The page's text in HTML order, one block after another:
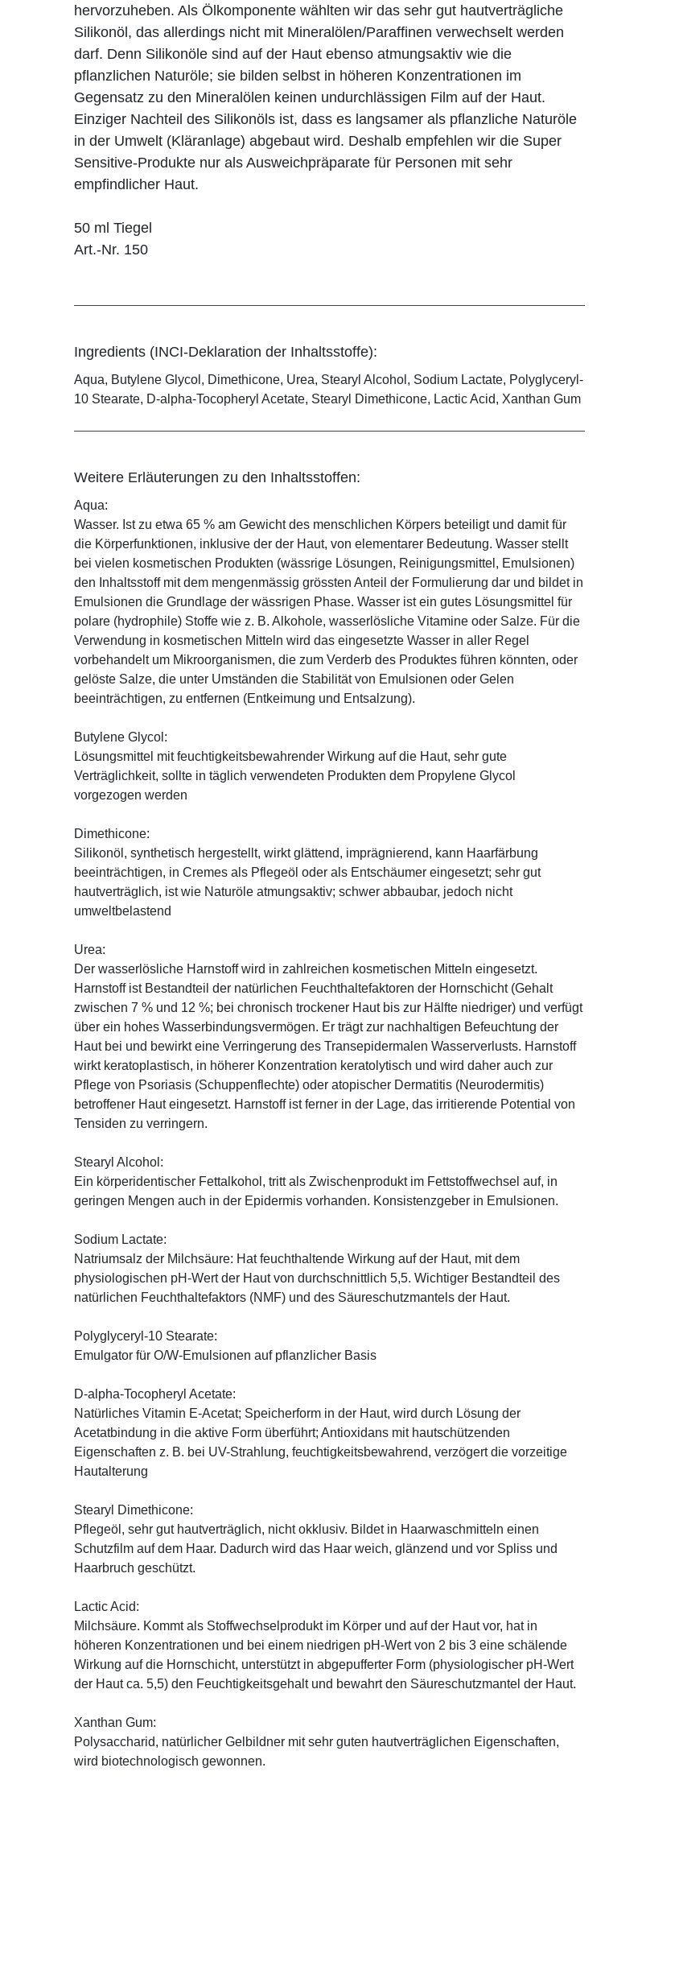
hervorzuheben. Als Ölkomponente wählten wir das sehr gut hautverträgliche
Silikonöl, das allerdings nicht mit Mineralölen/Paraffinen verwechselt werden
darf. Denn Silikonöle sind auf der Haut ebenso atmungsaktiv wie die
pflanzlichen Naturöle; sie bilden selbst in höheren Konzentrationen im
Gegensatz zu den Mineralölen keinen undurchlässigen Film auf der Haut.
Einziger Nachteil des Silikonöls ist, dass es langsamer als pflanzliche Naturöle
in der Umwelt (Kläranlage) abgebaut wird. Deshalb empfehlen wir die Super
Sensitive-Produkte nur als Ausweichpräparate für Personen mit sehr
empfindlicher Haut.
50 ml Tiegel
Art.-Nr. 150
Ingredients (INCI-Deklaration der Inhaltsstoffe):
Aqua, Butylene Glycol, Dimethicone, Urea, Stearyl Alcohol, Sodium Lactate, Polyglyceryl-
10 Stearate, D-alpha-Tocopheryl Acetate, Stearyl Dimethicone, Lactic Acid, Xanthan Gum
Weitere Erläuterungen zu den Inhaltsstoffen:
Aqua:
Wasser. Ist zu etwa 65 % am Gewicht des menschlichen Körpers beteiligt und damit für
die Körperfunktionen, inklusive der der Haut, von elementarer Bedeutung. Wasser stellt
bei vielen kosmetischen Produkten (wässrige Lösungen, Reinigungsmittel, Emulsionen)
den Inhaltsstoff mit dem mengenmässig grössten Anteil der Formulierung dar und bildet in
Emulsionen die Grundlage der wässrigen Phase. Wasser ist ein gutes Lösungsmittel für
polare (hydrophile) Stoffe wie z. B. Alkohole, wasserlösliche Vitamine oder Salze. Für die
Verwendung in kosmetischen Mitteln wird das eingesetzte Wasser in aller Regel
vorbehandelt um Mikroorganismen, die zum Verderb des Produktes führen könnten, oder
gelöste Salze, die unter Umständen die Stabilität von Emulsionen oder Gelen
beeinträchtigen, zu entfernen (Entkeimung und Entsalzung).
Butylene Glycol:
Lösungsmittel mit feuchtigkeitsbewahrender Wirkung auf die Haut, sehr gute
Verträglichkeit, sollte in täglich verwendeten Produkten dem Propylene Glycol
vorgezogen werden
Dimethicone:
Silikonöl, synthetisch hergestellt, wirkt glättend, imprägnierend, kann Haarfärbung
beeinträchtigen, in Cremes als Pflegeöl oder als Entschäumer eingesetzt; sehr gut
hautverträglich, ist wie Naturöle atmungsaktiv; schwer abbaubar, jedoch nicht
umweltbelastend
Urea:
Der wasserlösliche Harnstoff wird in zahlreichen kosmetischen Mitteln eingesetzt.
Harnstoff ist Bestandteil der natürlichen Feuchthaltefaktoren der Hornschicht (Gehalt
zwischen 7 % und 12 %; bei chronisch trockener Haut bis zur Hälfte niedriger) und verfügt
über ein hohes Wasserbindungsvermögen. Er trägt zur nachhaltigen Befeuchtung der
Haut bei und bewirkt eine Verringerung des Transepidermalen Wasserverlusts. Harnstoff
wirkt keratoplastisch, in höherer Konzentration keratolytisch und wird daher auch zur
Pflege von Psoriasis (Schuppenflechte) oder atopischer Dermatitis (Neurodermitis)
betroffener Haut eingesetzt. Harnstoff ist ferner in der Lage, das irritierende Potential von
Tensiden zu verringern.
Stearyl Alcohol:
Ein körperidentischer Fettalkohol, tritt als Zwischenprodukt im Fettstoffwechsel auf, in
geringen Mengen auch in der Epidermis vorhanden. Konsistenzgeber in Emulsionen.
Sodium Lactate:
Natriumsalz der Milchsäure: Hat feuchthaltende Wirkung auf der Haut, mit dem
physiologischen pH-Wert der Haut von durchschnittlich 5,5. Wichtiger Bestandteil des
natürlichen Feuchthaltefaktors (NMF) und des Säureschutzmantels der Haut.
Polyglyceryl-10 Stearate:
Emulgator für O/W-Emulsionen auf pflanzlicher Basis
D-alpha-Tocopheryl Acetate:
Natürliches Vitamin E-Acetat; Speicherform in der Haut, wird durch Lösung der
Acetatbindung in die aktive Form überführt; Antioxidans mit hautschützenden
Eigenschaften z. B. bei UV-Strahlung, feuchtigkeitsbewahrend, verzögert die vorzeitige
Hautalterung
Stearyl Dimethicone:
Pflegeöl, sehr gut hautverträglich, nicht okklusiv. Bildet in Haarwaschmitteln einen
Schutzfilm auf dem Haar. Dadurch wird das Haar weich, glänzend und vor Spliss und
Haarbruch geschützt.
Lactic Acid:
Milchsäure. Kommt als Stoffwechselprodukt im Körper und auf der Haut vor, hat in
höheren Konzentrationen und bei einem niedrigen pH-Wert von 2 bis 3 eine schälende
Wirkung auf die Hornschicht, unterstützt in abgepufferter Form (physiologischer pH-Wert
der Haut ca. 5,5) den Feuchtigkeitsgehalt und bewahrt den Säureschutzmantel der Haut.
Xanthan Gum:
Polysaccharid, natürlicher Gelbildner mit sehr guten hautverträglichen Eigenschaften,
wird biotechnologisch gewonnen.